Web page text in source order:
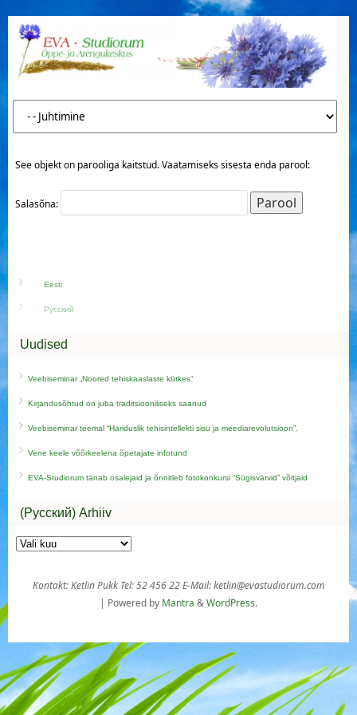
See objekt on parooliga kaitstud. Vaatamiseks sisesta enda parool:
Salasõna:
Eesti
Русский
Uudised
Veebiseminar „Noored tehiskaaslaste kütkes“
Kirjandusõhtud on juba traditsiooniliseks saanud
Veebiseminar teemal “Hariduslik tehisintellekti sisu ja meediarevolutsioon”.
Vene keele võõrkeelena õpetajate infotund
EVA-Studiorum tänab osalejaid ja õnnitleb fotokonkursi “Sügisvärvid” võitjaid
(Русский) Arhiiv
Kontakt: Ketlin Pukk Tel: 52 456 22 E-Mail: ketlin@evastudiorum.com
| Powered by Mantra &WordPress.